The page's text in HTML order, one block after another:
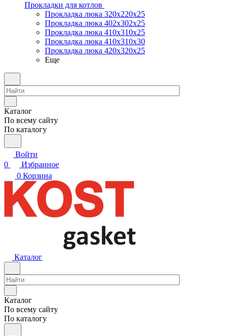
Прокладки для котлов
Прокладка люка 320x220x25
Прокладка люка 402x302x25
Прокладка люка 410x310x25
Прокладка люка 410х310х30
Прокладка люка 420x320x25
Еще
Каталог
По всему сайту
По каталогу
Войти
0
Избранное
0 Корзина
Каталог
Каталог
По всему сайту
По каталогу